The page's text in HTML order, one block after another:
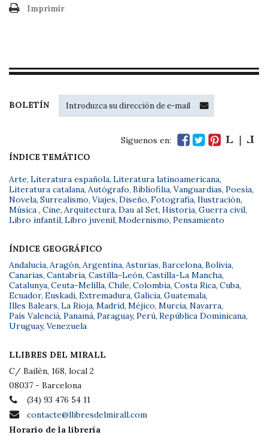
Imprimir
BOLETÍN
Síguenos en:
ÍNDICE TEMÁTICO
Arte, Literatura española, Literatura latinoamericana,
Literatura catalana, Autógrafo, Bibliofilia, Vanguardias, Poesía,
Novela, Surrealismo, Viajes, Diseño, Fotografía, Ilustración,
Música , Cine, Arquitectura, Dau al Set, Historia, Guerra civil,
Libro infantil, Libro juvenil, Modernismo, Pensamiento
ÍNDICE GEOGRÁFICO
Andalucía, Aragón, Argentina, Asturias, Barcelona, Bolivia,
Canarias, Cantabria, Castilla-León, Castilla-La Mancha,
Catalunya, Ceuta-Melilla, Chile, Colombia, Costa Rica, Cuba,
Ecuador, Euskadi, Extremadura, Galicia, Guatemala,
Illes Balears, La Rioja, Madrid, Méjico, Murcia, Navarra,
País Valencià, Panamá, Paraguay, Perú, República Dominicana,
Uruguay, Venezuela
LLIBRES DEL MIRALL
C/ Bailèn, 168, local 2
08037 - Barcelona
(34) 93 476 54 11
contacte@llibresdelmirall.com
Horario de la librería